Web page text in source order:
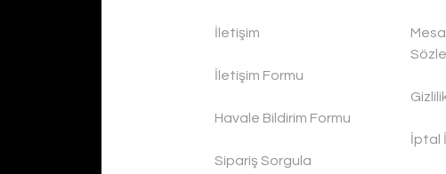
İletişim
İletişim Formu
Havale Bildirim Formu
Sipariş Sorgula
İptal